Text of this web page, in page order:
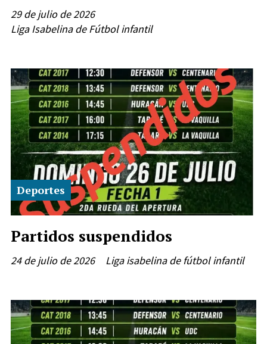
Liga Isabelina de Fútbol infantil
29 de julio de 2026
Partidos suspendidos
Liga isabelina de fútbol infantil
Deportes
24 de julio de 2026